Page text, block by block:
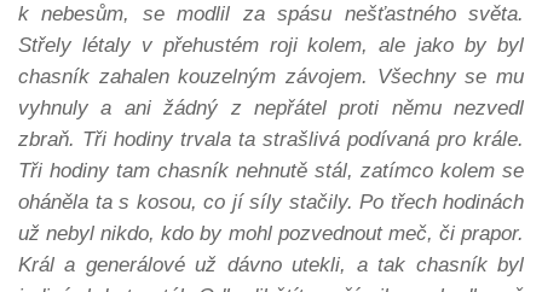
k nebesům, se modlil za spásu nešťastného světa.
Střely létaly v přehustém roji kolem, ale jako by byl
chasník zahalen kouzelným závojem. Všechny se mu
vyhnuly a ani žádný z nepřátel proti němu nezvedl
zbraň. Tři hodiny trvala ta strašlivá podívaná pro krále.
Tři hodiny tam chasník nehnutě stál, zatímco kolem se
oháněla ta s kosou, co jí síly stačily. Po třech hodinách
už nebyl nikdo, kdo by mohl pozvednout meč, či prapor.
Král a generálové už dávno utekli, a tak chasník byl